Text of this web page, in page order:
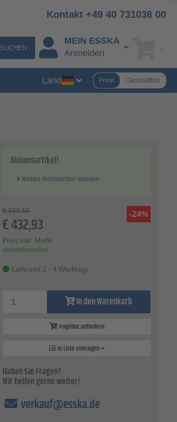
Kontakt +49 40 731036 00
SUCHEN
MEIN ESSKA
Anmelden
Land Privat Geschäftlich
Aktionsartikel!
Weitere Aktionsartikel anzeigen
-24%
€ 569,65
€432,93
Preis inkl. MwSt.
versandkostenfrei
Lieferzeit 2 - 4 Werktage
In den Warenkorb
Angebot anfordern
In Liste eintragen
Haben Sie Fragen?
Wir helfen gerne weiter!
verkauf@esska.de